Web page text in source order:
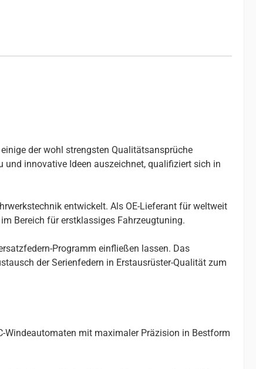
der wohl strengsten Qualitätsansprüche
und innovative Ideen auszeichnet, qualifiziert sich in
entwickelt. Als OE-Lieferant für weltweit
Bereich für erstklassiges Fahrzeugtuning.
Programm einfließen lassen. Das
der Serienfedern in Erstausrüster-Qualität zum
Windeautomaten mit maximaler Präzision in Bestform